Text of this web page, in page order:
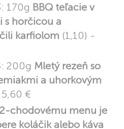
170g BBQ teľacie v
s horčicou a
karfiolom (1,10) -
200g Mletý rezeň so
a uhorkovým
€
chodovému menu je
koláčik alebo káva